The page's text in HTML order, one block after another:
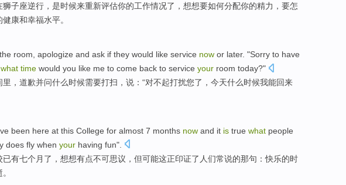
狮子座逆行 ， 是时候来重新评估你的工作情况了，想想要如何分配你的精力 ，要怎
健康和幸福水平。
the room apologize and ask if they would like service now or later. "Sorry to have
what time would you like me to come back to service your room today?"
里， 道歉并问什么时候需要打扫，说：“对不起打扰您了， 今天什么时候我能回来
been here at this College for almost 7 months now and it is true what people
does fly when your having fun".
已有七个月 了，想想有点不可思议 ，但可能这正印证了 人们常说的那句：快乐的时
。